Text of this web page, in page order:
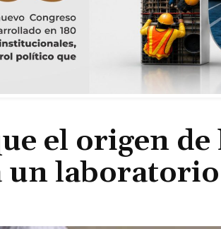
el origen de
un laboratorio